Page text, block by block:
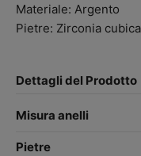
Materiale: Argento
Pietre: Zirconia cubica
Dettagli del Prodotto
Misura anelli
Pietre